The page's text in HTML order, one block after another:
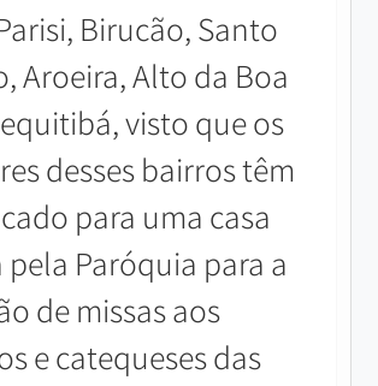
Birucão, Santo
Aroeira, Alto da Boa
visto que os
desses bairros têm
para uma casa
Paróquia para a
de missas aos
e catequeses das